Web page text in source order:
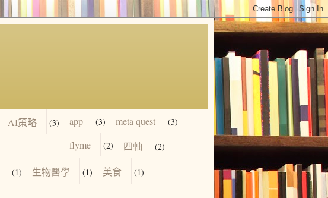
AI策略 (3) app (3) meta quest (3)
flyme (2) 四軸 (2)
(1) 生物醫學 (1) 美食 (1)